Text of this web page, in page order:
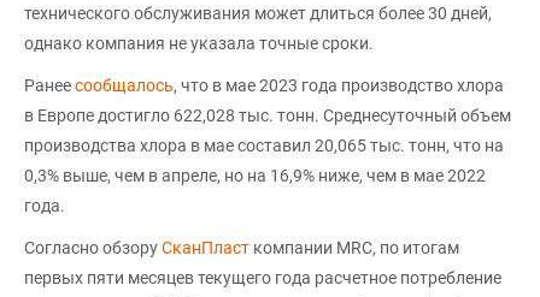
технического обслуживания может длиться более 30 дней,
однако компания не указала точные сроки.
Ранеесообщалось, что в мае 2023 года производство хлора
в Европе достигло 622,028 тыс. тонн. Среднесуточный объем
производства хлора в мае составил 20,065 тыс. тонн, что на
0,3% выше, чем в апреле, но на 16,9% ниже, чем в мае 2022
года.
Согласно обзоруСканПласт компании MRC, по итогам
первых пяти месяцев текущего года расчетное потребление